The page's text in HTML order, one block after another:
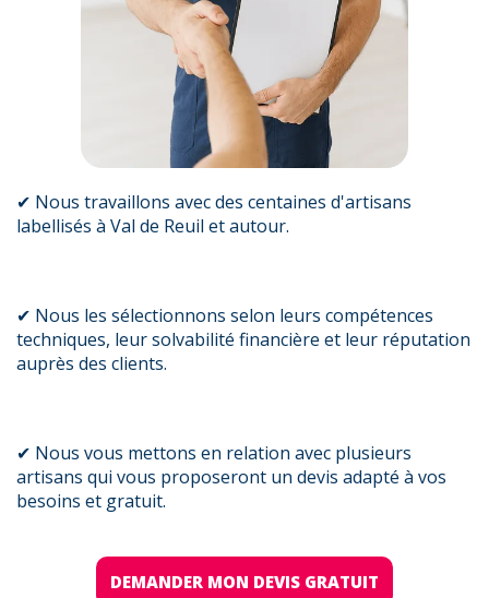
✔ Nous travaillons avec des centaines d'artisans
labellisés à Val de Reuil et autour.
✔ Nous les sélectionnons selon leurs compétences
techniques, leur solvabilité financière et leur réputation
auprès des clients.
✔ Nous vous mettons en relation avec plusieurs
artisans qui vous proposeront un devis adapté à vos
besoins et gratuit.
DEMANDER MON DEVIS GRATUIT